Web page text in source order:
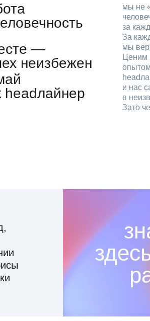
мы не
за
За
—
неизбежен
мы
Ценим
headлайнер
и нас
в
Зато